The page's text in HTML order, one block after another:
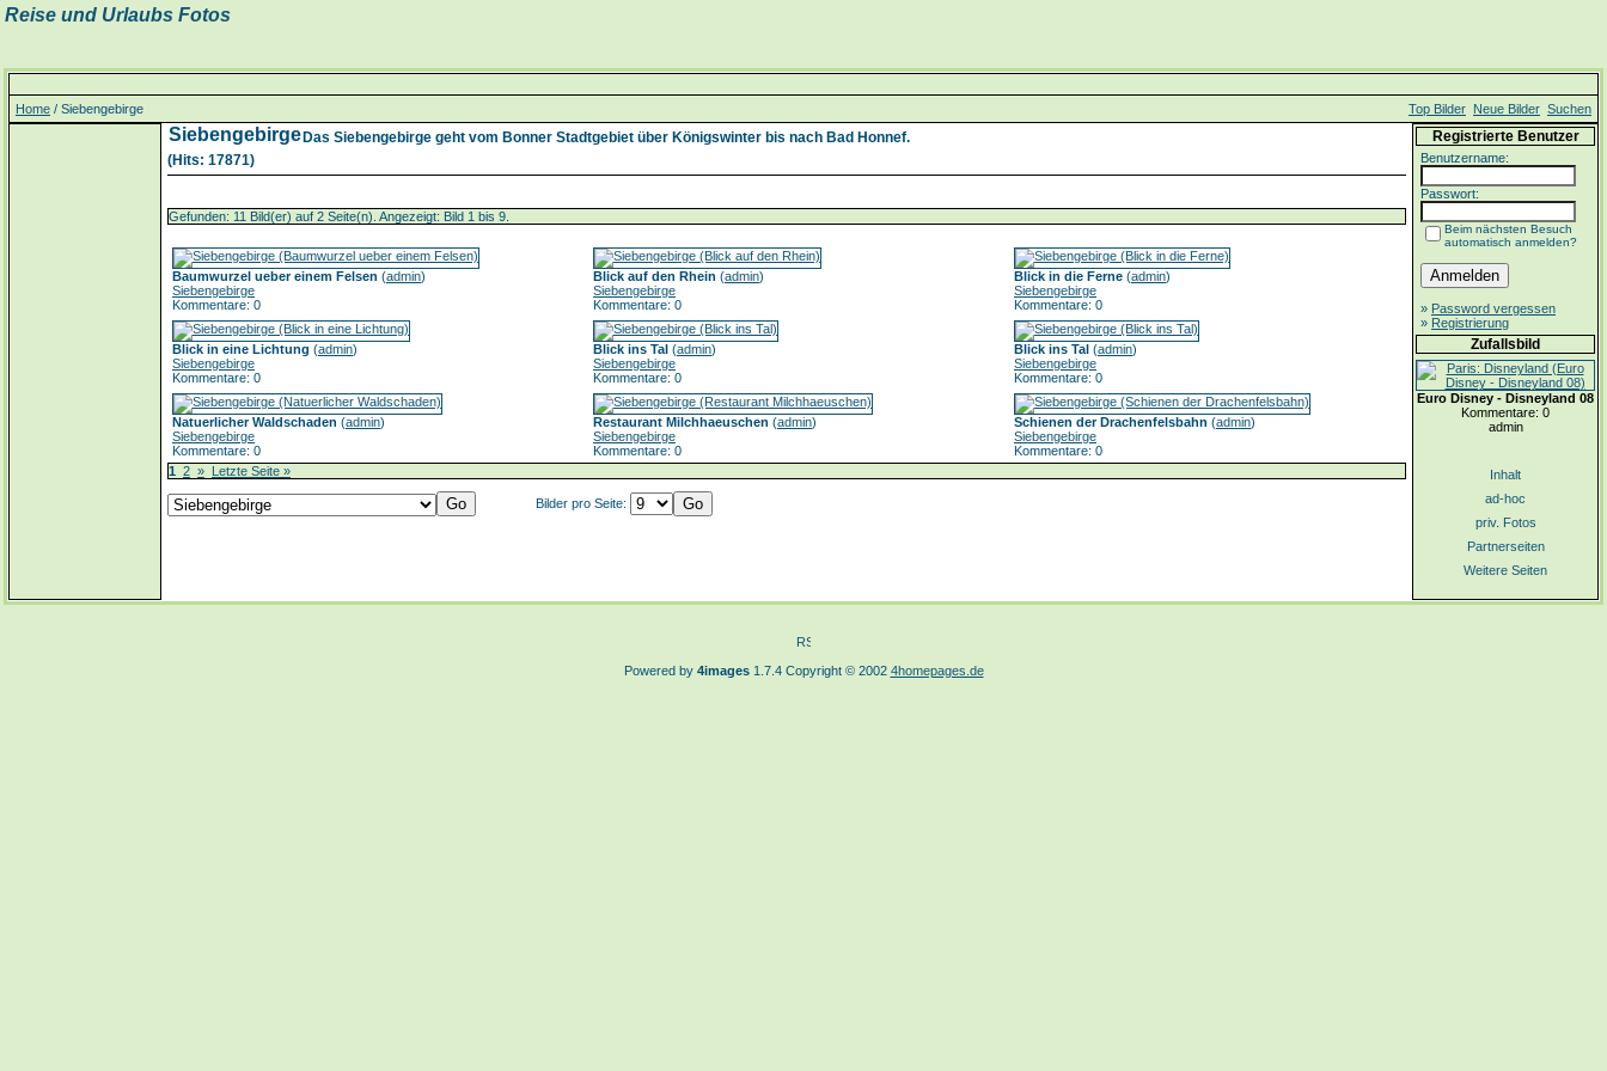
Reise und Urlaubs Fotos
Home / Siebengebirge Top Bilder Neue Bilder Suchen
Siebengebirge Das Siebengebirge geht vom Bonner Stadtgebiet über Königswinter bis nach Bad Honnef.
(Hits: 17871)
Gefunden: 11 Bild(er) auf 2 Seite(n). Angezeigt: Bild 1 bis 9.
Baumwurzel ueber einem Felsen (admin)
Siebengebirge
Kommentare: 0
Blick auf den Rhein (admin)
Siebengebirge
Kommentare: 0
Blick in die Ferne (admin)
Siebengebirge
Kommentare: 0
Blick in eine Lichtung (admin)
Siebengebirge
Kommentare: 0
Blick ins Tal (admin)
Siebengebirge
Kommentare: 0
Blick ins Tal (admin)
Siebengebirge
Kommentare: 0
Natuerlicher Waldschaden (admin)
Siebengebirge
Kommentare: 0
Restaurant Milchhaeuschen (admin)
Siebengebirge
Kommentare: 0
Schienen der Drachenfelsbahn (admin)
Siebengebirge
Kommentare: 0
1 2 » Letzte Seite »
Bilder pro Seite:
Registrierte Benutzer
Benutzername:
Passwort:
Beim nächsten Besuch
automatisch anmelden?
» Password vergessen
» Registrierung
Zufallsbild
Euro Disney - Disneyland 08
Kommentare: 0
admin
Inhalt
ad-hoc
priv. Fotos
Partnerseiten
Weitere Seiten
Powered by 4images1.7.4 Copyright © 2002 4homepages.de